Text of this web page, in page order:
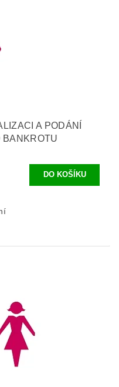
A PODÁNÍ
BANKROTU